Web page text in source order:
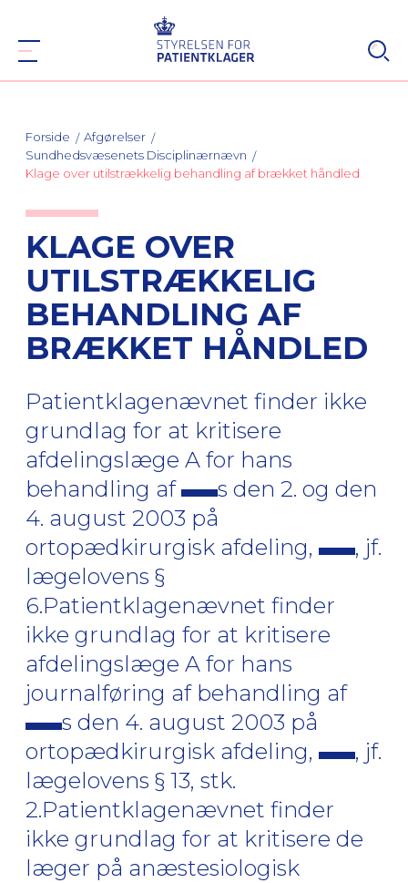
Forside
Afgørelser
Sundhedsvæsenets Disciplinærnævn
Klage over utilstrækkelig behandling af brækket håndled
KLAGE OVER
UTILSTRÆKKELIG
BEHANDLING AF
BRÆKKET HÅNDLED
Patientklagenævnet finder ikke
grundlag for at kritisere
afdelingslæge A for hans
behandling af
s den 2. og den
4. august 2003 på
ortopædkirurgisk afdeling,
, jf.
lægelovens §
6.Patientklagenævnet finder
ikke grundlag for at kritisere
afdelingslæge A for hans
journalføring af behandling af
s den 4. august 2003 på
ortopædkirurgisk afdeling,
, jf.
lægelovens § 13, stk.
2.Patientklagenævnet finder
ikke grundlag for at kritisere de
læger på anæstesiologisk